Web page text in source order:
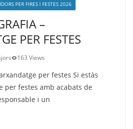
PER FIRES I FESTES 2026
–
PER FESTES
163 Views
per festes Si estàs
per festes amb acabats de
i un